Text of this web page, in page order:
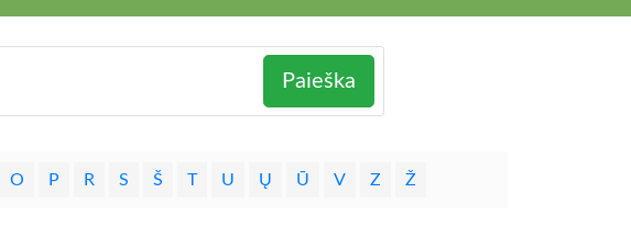
Paieška
O P R S Š T U Ų Ū V Z Ž